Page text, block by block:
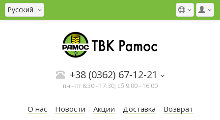
Русский
+38 (0362) 67-12-21
пн - пт 8:30 - 17:30; сб 9:00 - 16:00
О нас Новости Акции Доставка
Возврат